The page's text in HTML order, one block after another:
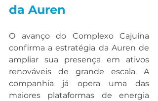
da Auren
O avanço do Complexo Cajuína
confirma a estratégia da Auren de
ampliar sua presença em ativos
renováveis de grande escala. A
companhia já opera uma das
maiores plataformas de energia